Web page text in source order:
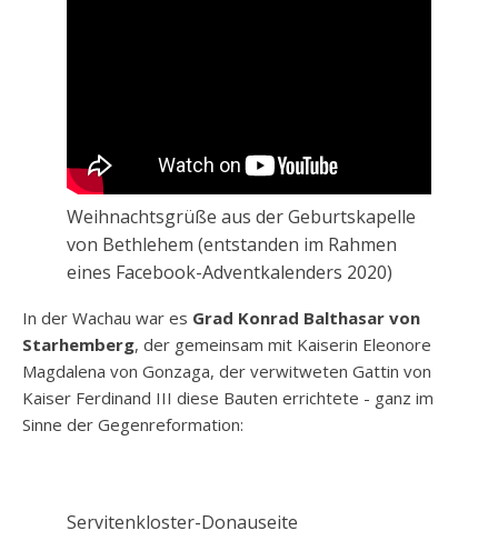
Weihnachtsgrüße aus der Geburtskapelle
von Bethlehem (entstanden im Rahmen
eines Facebook-Adventkalenders 2020)
In der Wachau war es Grad Konrad Balthasar von
Starhemberg, der gemeinsam mit Kaiserin Eleonore
Magdalena von Gonzaga, der verwitweten Gattin von
Kaiser Ferdinand III diese Bauten errichtete - ganz im
Sinne der Gegenreformation:
Servitenkloster-Donauseite